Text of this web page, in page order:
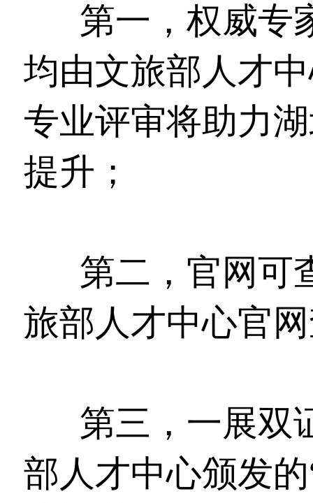
第一，权威
均由文旅部人才
专业评审将助力
提升；
第二，官网可
旅部人才中心官
第三，一展双
部人才中心颁发